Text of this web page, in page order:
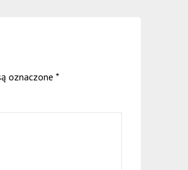
oznaczone *